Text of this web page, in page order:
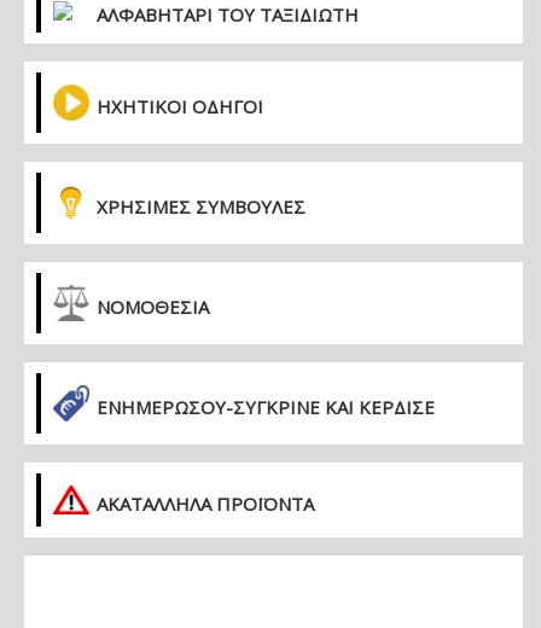
ΑΛΦΑΒΗΤΑΡΙ ΤΟΥ ΤΑΞΙΔΙΩΤΗ
ΗΧΗΤΙΚΟΙ ΟΔΗΓΟΙ
ΧΡΗΣΙΜΕΣ ΣΥΜΒΟΥΛΕΣ
ΝΟΜΟΘΕΣΙΑ
ΕΝΗΜΕΡΏΣΟΥ-ΣΎΓΚΡΙΝΕ ΚΑΙ ΚΈΡΔΙΣΕ
ΑΚΑΤΑΛΛΗΛΑ ΠΡΟΪΟΝΤΑ